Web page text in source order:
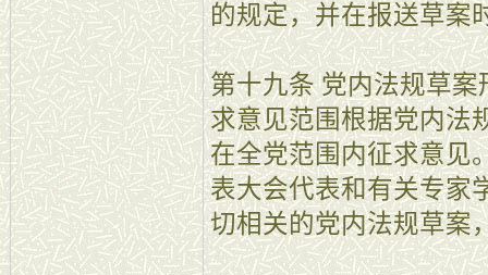
的规定，并在报送草案
第十九条 党内法规草
求意见范围根据党内法
在全党范围内征求意见
表大会代表和有关专家
切相关的党内法规草案